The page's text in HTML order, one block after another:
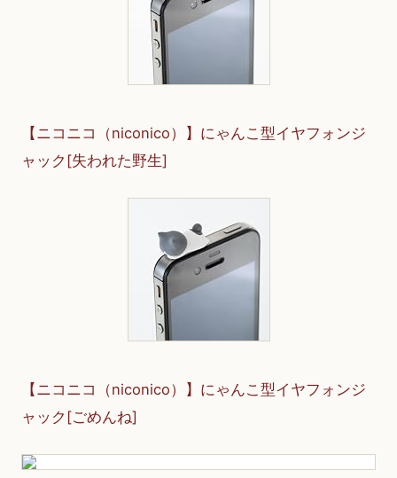
【ニコニコ（niconico）】にゃんこ型イヤフォンジ
ャック[失われた野生]
【ニコニコ（niconico）】にゃんこ型イヤフォンジ
ャック[ごめんね]